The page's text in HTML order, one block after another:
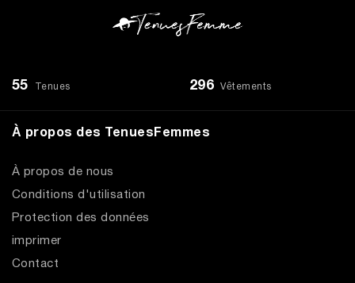
55 Tenues 296 Vêtements
À propos des TenuesFemmes
À propos de nous
Conditions d'utilisation
Protection des données
imprimer
Contact